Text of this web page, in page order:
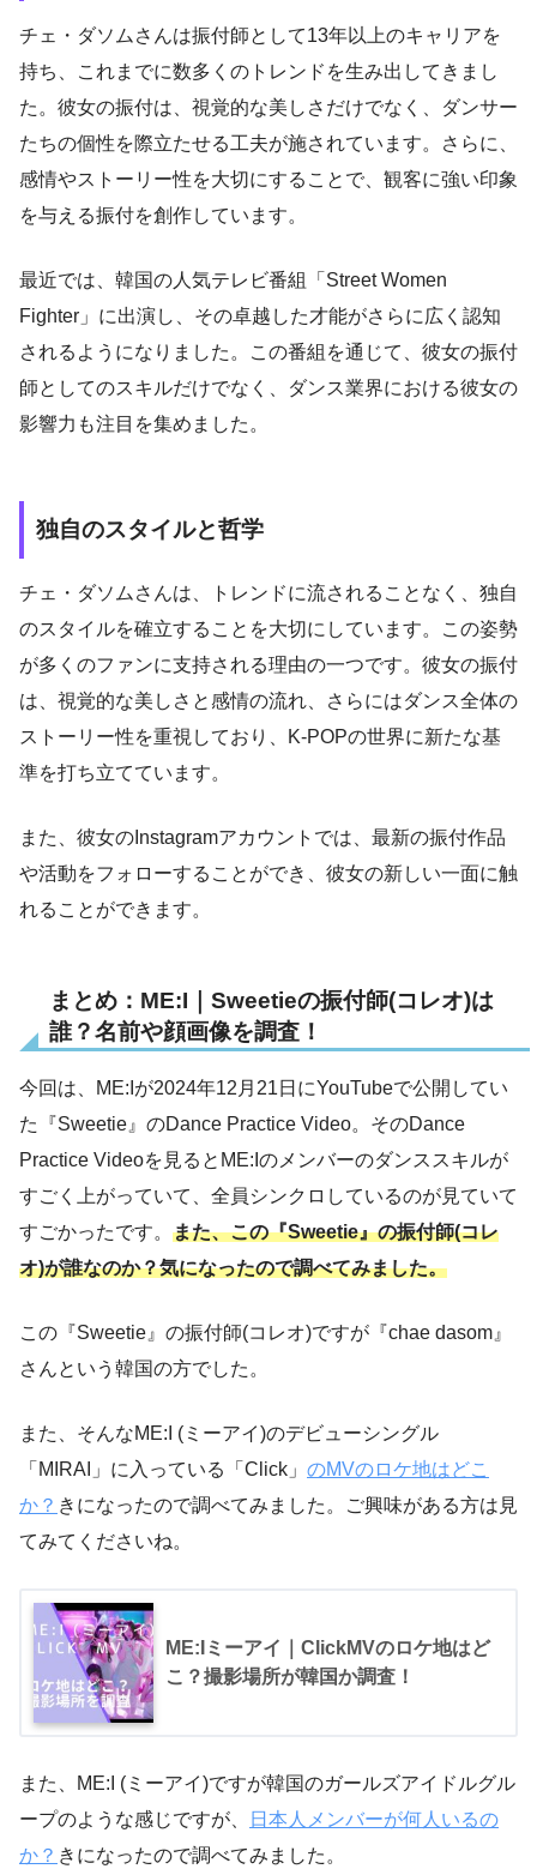
チェ・ダソムさんは振付師として13年以上のキャリアを
持ち、これまでに数多くのトレンドを生み出してきまし
た。彼女の振付は、視覚的な美しさだけでなく、ダンサー
たちの個性を際立たせる工夫が施されています。さらに、
感情やストーリー性を大切にすることで、観客に強い印象
を与える振付を創作しています。
最近では、韓国の人気テレビ番組「Street Women
Fighter」に出演し、その卓越した才能がさらに広く認知
されるようになりました。この番組を通じて、彼女の振付
師としてのスキルだけでなく、ダンス業界における彼女の
影響力も注目を集めました。
独自のスタイルと哲学
チェ・ダソムさんは、トレンドに流されることなく、独自
のスタイルを確立することを大切にしています。この姿勢
が多くのファンに支持される理由の一つです。彼女の振付
は、視覚的な美しさと感情の流れ、さらにはダンス全体の
ストーリー性を重視しており、K-POPの世界に新たな基
準を打ち立てています。
また、彼女のInstagramアカウントでは、最新の振付作品
や活動をフォローすることができ、彼女の新しい一面に触
れることができます。
まとめ：ME:I｜Sweetieの振付師(コレオ)は
誰？名前や顔画像を調査！
今回は、ME:Iが2024年12月21日にYouTubeで公開してい
た『Sweetie』のDance Practice Video。そのDance
Practice Videoを見るとME:Iのメンバーのダンススキルが
すごく上がっていて、全員シンクロしているのが見ていて
すごかったです。 また、この『Sweetie』の振付師(コレ
オ)が誰なのか？気になったので調べてみました。
この『Sweetie』の振付師(コレオ)ですが『chae dasom』
さんという韓国の方でした。
また、そんなME:I (ミーアイ)のデビューシングル
「MIRAI」に入っている「Click」 のMVのロケ地はどこ
か？ きになったので調べてみました。ご興味がある方は見
てみてくださいね。
ME:Iミーアイ｜ClickMVのロケ地はど
こ？撮影場所が韓国か調査！
また、ME:I (ミーアイ)ですが韓国のガールズアイドルグル
ープのような感じですが、
日本人メンバーが何人いるの
か？ きになったので調べてみました。